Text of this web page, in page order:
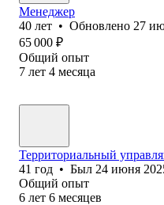
Менеджер
40 лет • Обновлено 27
65 000 ₽
Общий опыт
7 лет 4 месяца
Территориальный
41 год • Был 24 июня
Общий опыт
6 лет 6 месяцев